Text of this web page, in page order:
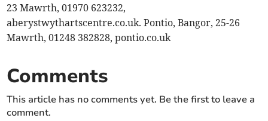
23 Mawrth, 01970 623232,
aberystwythartscentre.co.uk. Pontio, Bangor, 25-26
Mawrth, 01248 382828, pontio.co.uk
Comments
This article has no comments yet. Be the first to leave a
comment.